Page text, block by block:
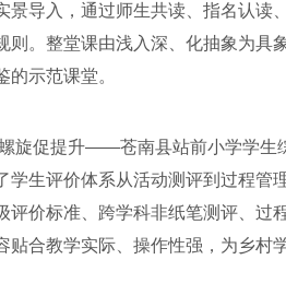
景导入，通过师生共读、指名认读
。整堂课由浅入深、化抽象为具象
示范课堂。
旋促提升——苍南县站前小学学生
生评价体系从活动测评到过程管理
评价标准、跨学科非纸笔测评、过
贴合教学实际、操作性强，为乡村